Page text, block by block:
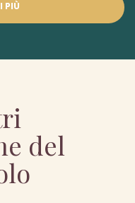
PIÙ
del